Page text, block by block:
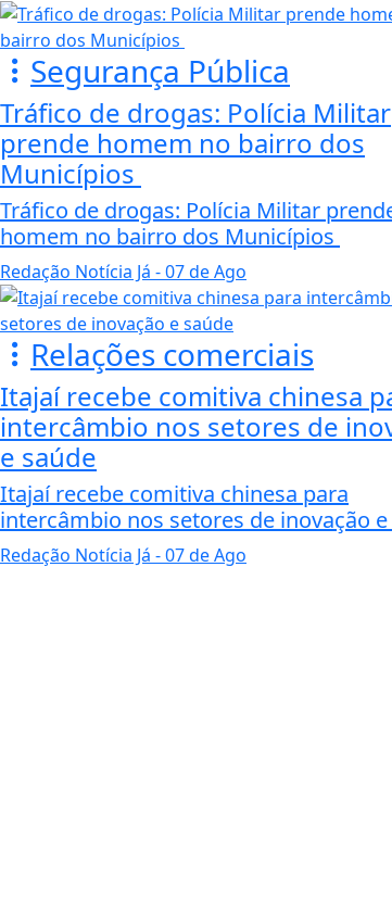
Segurança Pública
Tráfico de drogas: Polícia Militar
prende homem no bairro dos
Municípios
Tráfico de drogas: Polícia Militar
homem no bairro dos Municípios
Redação Notícia Já - 07 de Ago
Relações comerciais
Itajaí recebe comitiva chinesa
intercâmbio nos setores de
e saúde
Itajaí recebe comitiva chinesa para
intercâmbio nos setores de inovação
Redação Notícia Já - 07 de Ago